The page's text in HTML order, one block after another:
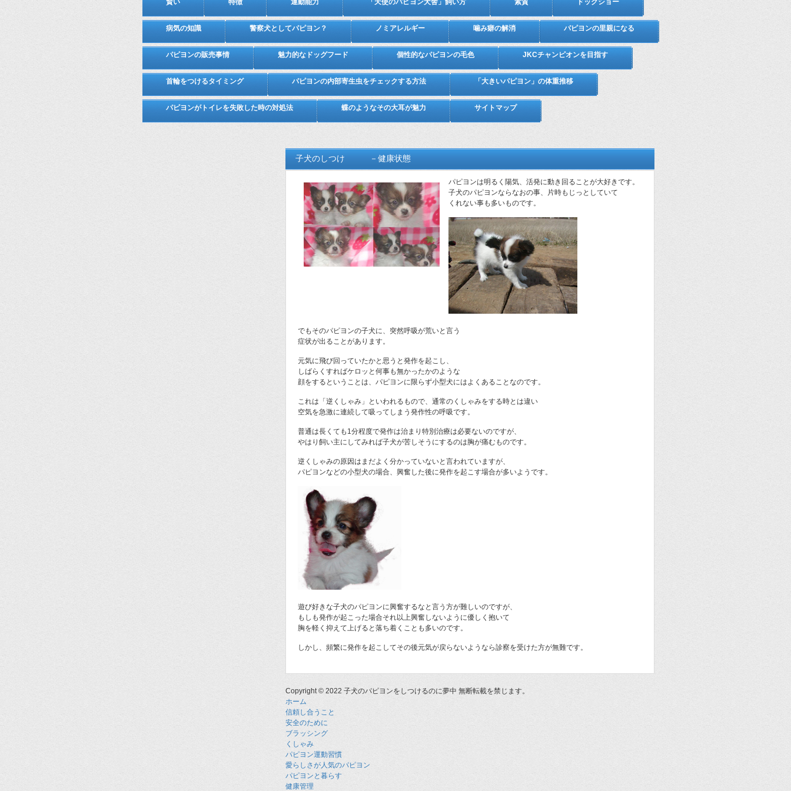
賢い 特徴 運動能力 「天使のパピヨン犬舎」飼い方 素質 ドッグショー
病気の知識 警察犬としてパピヨン？ ノミアレルギー 噛み癖の解消 パピヨンの里親になる
パピヨンの販売事情 魅力的なドッグフード 個性的なパピヨンの毛色 JKCチャンピオンを目指す
首輪をつけるタイミング パピヨンの内部寄生虫をチェックする方法 「大きいパピヨン」の体重推移
パピヨンがトイレを失敗した時の対処法 蝶のようなその大耳が魅力 サイトマップ
子犬のしつけ －健康状態
パピヨンは明るく陽気、活発に動き回ることが大好きです。
子犬のパピヨンならなおの事、片時もじっとしていて
くれない事も多いものです。
でもそのパピヨンの子犬に、突然呼吸が荒いと言う
症状が出ることがあります。
元気に飛び回っていたかと思うと発作を起こし、
しばらくすればケロッと何事も無かったかのような
顔をするということは、パピヨンに限らず小型犬にはよくあることなのです。
これは「逆くしゃみ」といわれるもので、通常のくしゃみをする時とは違い
空気を急激に連続して吸ってしまう発作性の呼吸です。
普通は長くても1分程度で発作は治まり特別治療は必要ないのですが、
やはり飼い主にしてみれば子犬が苦しそうにするのは胸が痛むものです。
逆くしゃみの原因はまだよく分かっていないと言われていますが、
パピヨンなどの小型犬の場合、興奮した後に発作を起こす場合が多いようです。
遊び好きな子犬のパピヨンに興奮するなと言う方が難しいのですが、
もしも発作が起こった場合それ以上興奮しないように優しく抱いて
胸を軽く抑えて上げると落ち着くことも多いのです。
しかし、頻繁に発作を起こしてその後元気が戻らないようなら診察を受けた方が無難です。
Copyright © 2022 子犬のパピヨンをしつけるのに夢中 無断転載を禁じます。
ホーム
信頼し合うこと
安全のために
ブラッシング
くしゃみ
パピヨン運動習慣
愛らしさが人気のパピヨン
パピヨンと暮らす
健康管理